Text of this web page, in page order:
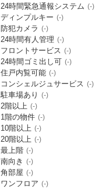
24時間緊急通報システム (-)
ディンプルキー (-)
防犯カメラ (-)
24時間有人管理 (-)
フロントサービス (-)
24時間ゴミ出し可 (-)
住戸内覧可能 (-)
コンシェルジュサービス (-)
駐車場あり (-)
2階以上 (-)
1階の物件 (-)
10階以上 (-)
20階以上 (-)
最上階 (-)
南向き (-)
角部屋 (-)
ワンフロア (-)